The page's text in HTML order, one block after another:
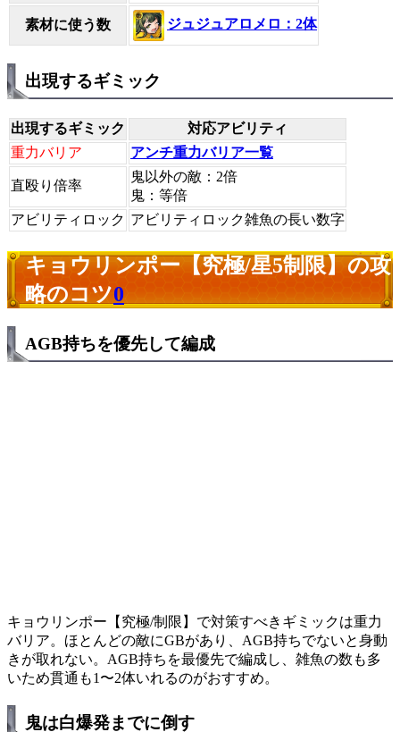
素材に使う数 ジュジュアロメロ：2体
出現するギミック
出現するギミック
対応アビリティ
重力バリア
アンチ重力バリア一覧
直殴り倍率
鬼以外の敵：2倍
鬼：等倍
アビリティロック アビリティロック雑魚の長い数字
キョウリンポー【究極/星5制限】の攻
略のコツ0
AGB持ちを優先して編成
キョウリンポー【究極/制限】で対策すべきギミックは重力
バリア。ほとんどの敵にGBがあり、AGB持ちでないと身動
きが取れない。AGB持ちを最優先で編成し、雑魚の数も多
いため貫通も1〜2体いれるのがおすすめ。
鬼は白爆発までに倒す